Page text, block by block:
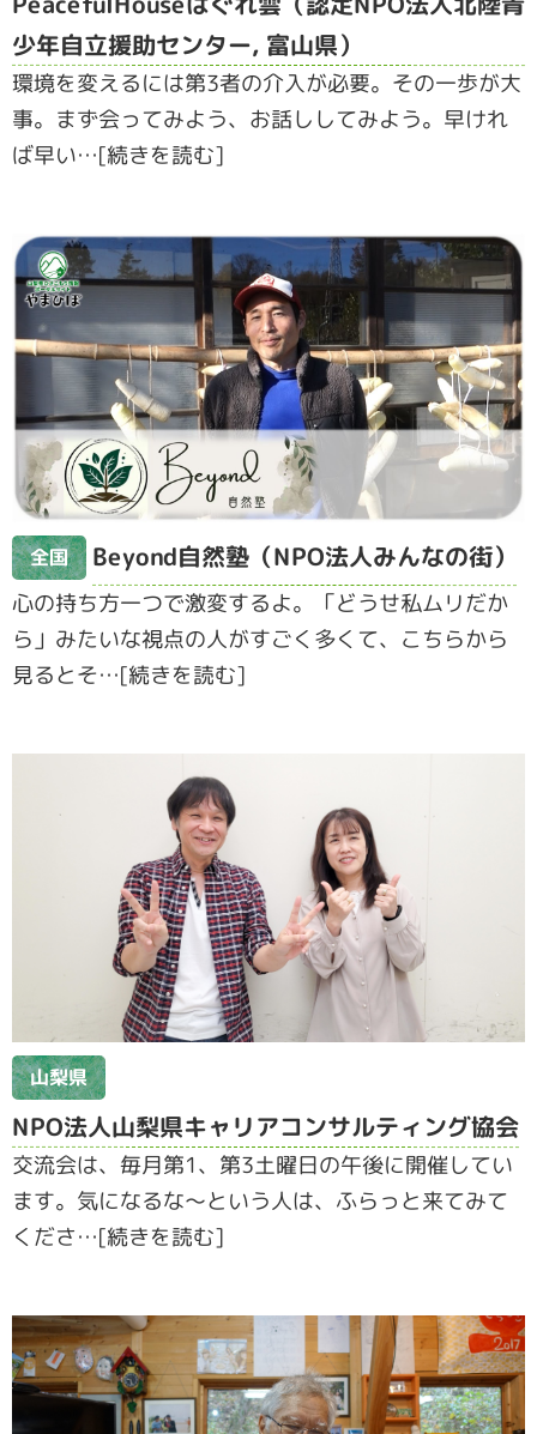
少年自立援助センター, 富山県）
環境を変えるには第3者の介入が必要。その一歩が大
事。まず会ってみよう、お話ししてみよう。早けれ
ば早い…[続きを読む]
全国 Beyond自然塾（NPO法人みんなの街）
心の持ち方一つで激変するよ。「どうせ私ムリだか
ら」みたいな視点の人がすごく多くて、こちらから
見るとそ…[続きを読む]
山梨県
NPO法人山梨県キャリアコンサルティング協会
交流会は、毎月第1、第3土曜日の午後に開催してい
ます。気になるな～という人は、ふらっと来てみて
くださ…[続きを読む]